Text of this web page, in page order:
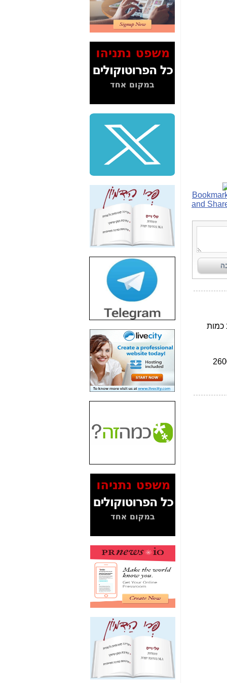
2" על תעלולי השר
משה כחלון -כאן
הסלולר" ואיך מסרסים
את הנתונים לציבור -
כאן
סיכום ביקור בסיליקון
שלמה פילבר (עד
לאחרונה מנכ"ל משרד
התקשורת) - עד
מדינה? הצחקתם
"יש אפליה בחקירה"?
חשיפה: למה השר
משה כחלון לא נחקר
עד היום? -
כאן
הדומה לזו של "תיק
4000" אך בתחום
הסלולר -
חשיפת מה שלא
רוצים שתדעו בעניין
פריסת אנלימיטד
(בניחוח בלתי נסבל) -
כאן
חשיפה: איוב קרא
אישר לקבוצת סלקום
בדיוק מה שביבי אישר
כאן
האם השר איוב קרא
היה צריך בכלל לחתום
על האישור, שנתן
האם ביבי וקרא קבלו
בכלל תמורה עבור
המסמכים בנושא בזק-
Yes (תיק 4000)
לאיש הלא נכון! -כאן
עובדות ומסמכים
האם ביבי כשר
תקשורת עזר לקב'
בזק? -כאן
מה מקור ה-Fake
News שהביא לתפירת
תיק לביבי והעלמת
החשודים הנכונים -כאן
אחת הרגליים של "תיק
4000 התפור"
התמוטטה היום
בניצחון (כפול) של בזק
כאן
איך כתבות מפנקות